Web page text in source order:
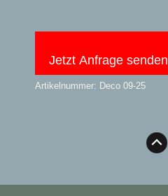
Jetzt Anfrage senden
Artikelnummer: Deco 09-25